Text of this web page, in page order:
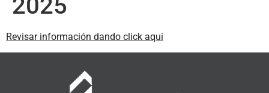
2025
Revisar información dando click aqui